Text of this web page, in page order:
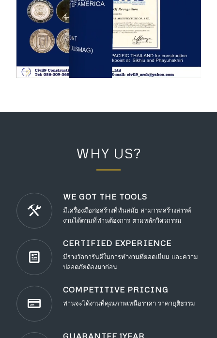
WHY US?
WE GOT THE TOOLS
มีเครื่องมือก่อสร้างที่ทันสมัย สามารถสร้างสรรค์
งานได้ตามที่ท่านต้องการ ตามหลักวิศวกรรม
CERTIFIED EXPERIENCE
มีรางวัลการันตีในการทำงานที่ยอดเยี่ยม และความ
ปลอดภัยต้องมาก่อน
COMPETITIVE PRICING
ท่านจะได้งานที่คุณภาพเหนือราคา ราคายุติธรรม